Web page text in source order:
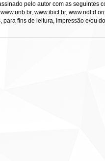
pelo autor com as
www.ibict.br,
fins de leitura, impressão e/ou